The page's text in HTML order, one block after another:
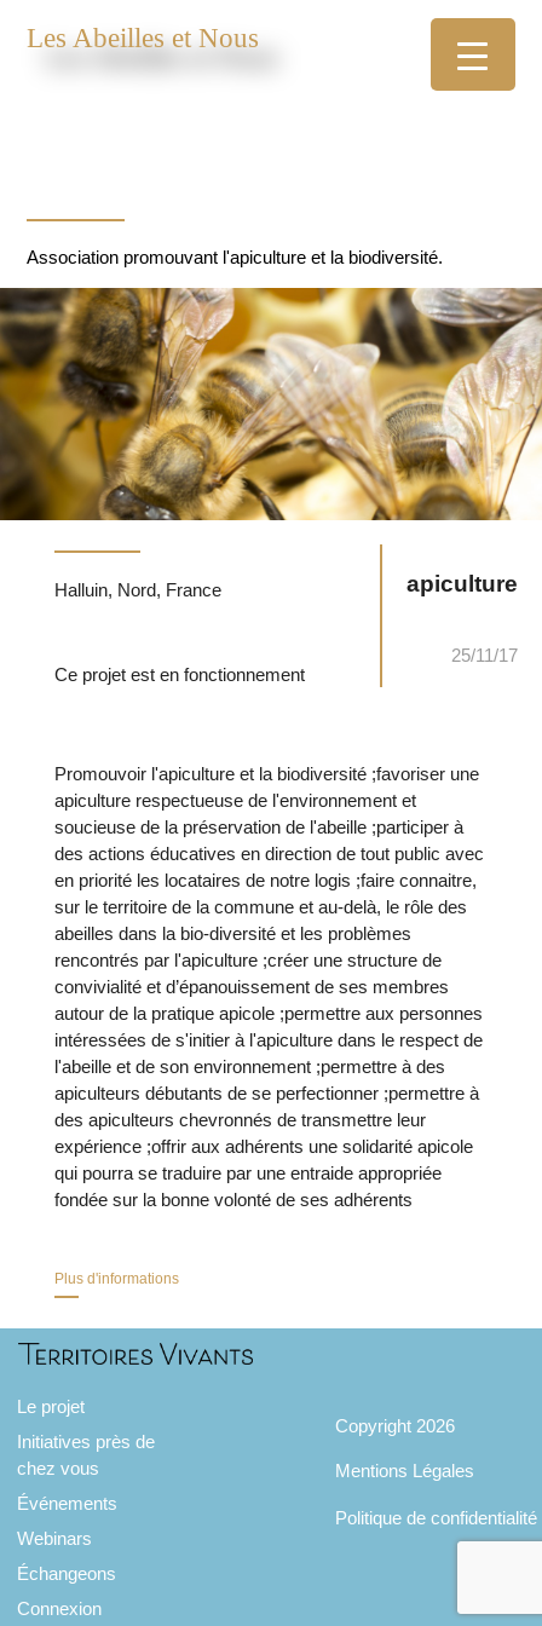
Les Abeilles et Nous
Association promouvant l'apiculture et la biodiversité.
25/11/17
apiculture
Halluin, Nord, France
Ce projet est en fonctionnement
Promouvoir l'apiculture et la biodiversité ;favoriser une
apiculture respectueuse de l'environnement et
soucieuse de la préservation de l'abeille ;participer à
des actions éducatives en direction de tout public avec
en priorité les locataires de notre logis ;faire connaitre,
sur le territoire de la commune et au-delà, le rôle des
abeilles dans la bio-diversité et les problèmes
rencontrés par l'apiculture ;créer une structure de
convivialité et d’épanouissement de ses membres
autour de la pratique apicole ;permettre aux personnes
intéressées de s'initier à l'apiculture dans le respect de
l'abeille et de son environnement ;permettre à des
apiculteurs débutants de se perfectionner ;permettre à
des apiculteurs chevronnés de transmettre leur
expérience ;offrir aux adhérents une solidarité apicole
qui pourra se traduire par une entraide appropriée
fondée sur la bonne volonté de ses adhérents
Plus d'informations
Le projet
Initiatives près de
chez vous
Événements
Webinars
Échangeons
Connexion
Copyright 2026
Mentions Légales
Politique de confidentialité